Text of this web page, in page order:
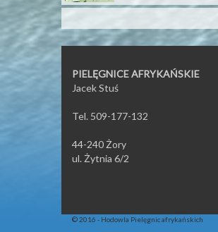
PIELĘGNICE AFRYKAŃSKIE
Jacek Stuś
Tel. 509-177-132
44-240 Żory
ul. Żytnia 6/2
© 2016 - Hodowla Pielęgnic afrykańskich